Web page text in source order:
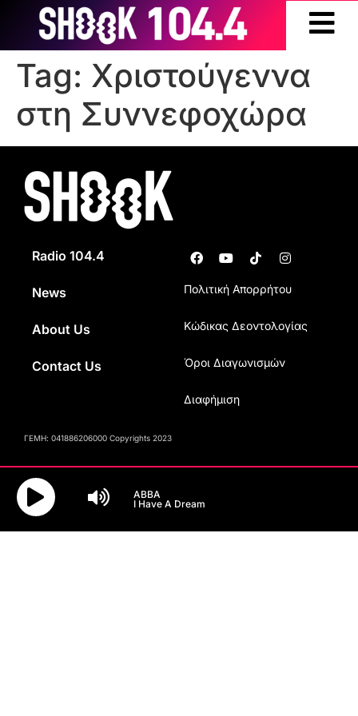
Tag: Χριστούγεννα
στη Συννεφοχώρα
Radio 104.4
News
About Us
Contact Us
Πολιτική Απορρήτου
Κώδικας Δεοντολογίας
Όροι Διαγωνισμών
Διαφήμιση
ΓΕΜΗ: 041886206000 Copyrights 2023
ABBA
I Have A Dream